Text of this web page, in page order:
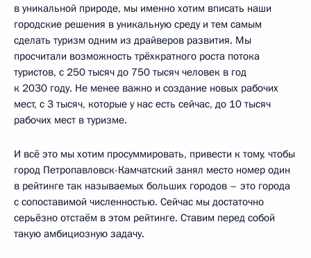
в уникальной природе, мы именно хотим вписать наши
городские решения в уникальную среду и тем самым
сделать туризм одним из драйверов развития. Мы
просчитали возможность трёхкратного роста потока
туристов, с 250 тысяч до 750 тысяч человек в год
к 2030 году. Не менее важно и создание новых рабочих
мест, с 3 тысяч, которые у нас есть сейчас, до 10 тысяч
рабочих мест в туризме.
И всё это мы хотим просуммировать, привести к тому, чтобы
город Петропавловск-Камчатский занял место номер один
в рейтинге так называемых больших городов – это города
с сопоставимой численностью. Сейчас мы достаточно
серьёзно отстаём в этом рейтинге. Ставим перед собой
такую амбициозную задачу.